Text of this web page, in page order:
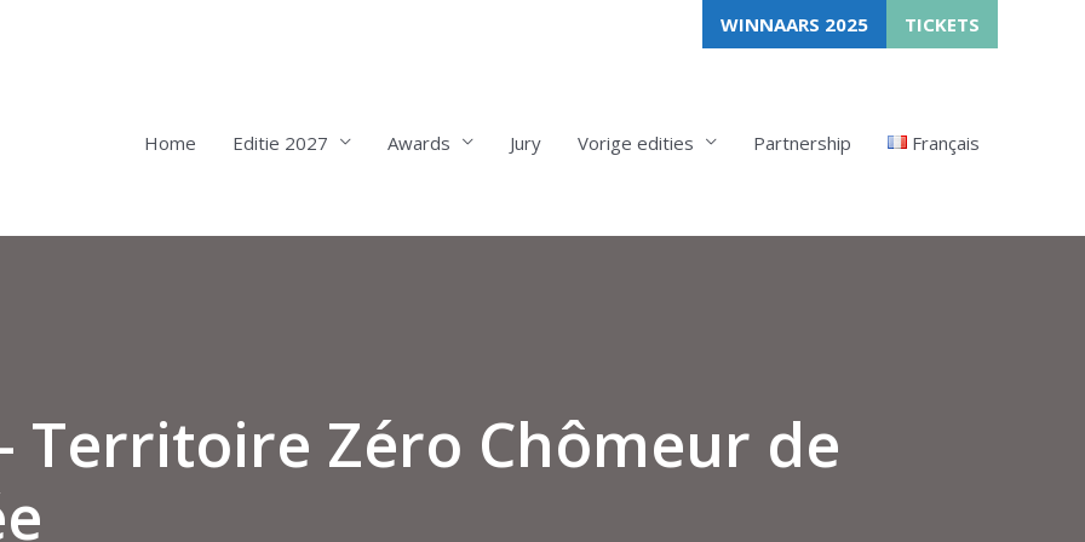
WINNAARS 2025 TICKETS
Home Editie 2027 Awards Jury Vorige edities Partnership Français
Territoire Zéro Chômeur de